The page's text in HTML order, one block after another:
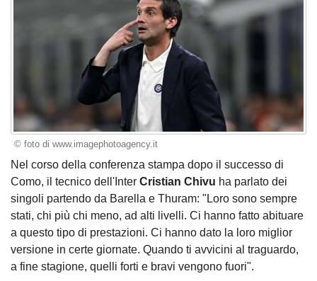
© foto di www.imagephotoagency.it
Nel corso della conferenza stampa dopo il successo di
Como, il tecnico dell'Inter Cristian Chivu ha parlato dei
singoli partendo da Barella e Thuram: "Loro sono sempre
stati, chi più chi meno, ad alti livelli. Ci hanno fatto abituare
a questo tipo di prestazioni. Ci hanno dato la loro miglior
versione in certe giornate. Quando ti avvicini al traguardo,
a fine stagione, quelli forti e bravi vengono fuori".